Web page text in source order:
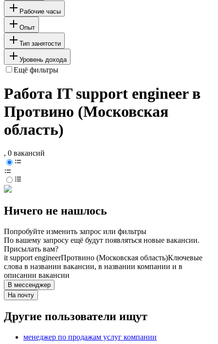
Рабочие часы
Опыт
Тип занятости
Уровень дохода
Ещё фильтры
Работа IT support engineer в
Протвино (Московская
область)
, 0 вакансий
Ничего не нашлось
Попробуйте изменить запрос или фильтры
По вашему запросу ещё будут появляться новые вакансии.
Присылать вам?
it support engineerПротвино (Московская область)Ключевые
слова в названии вакансии, в названии компании и в
описании вакансии
В мессенджер
На почту
Другие пользователи ищут
менеджер по продажам услуг компании